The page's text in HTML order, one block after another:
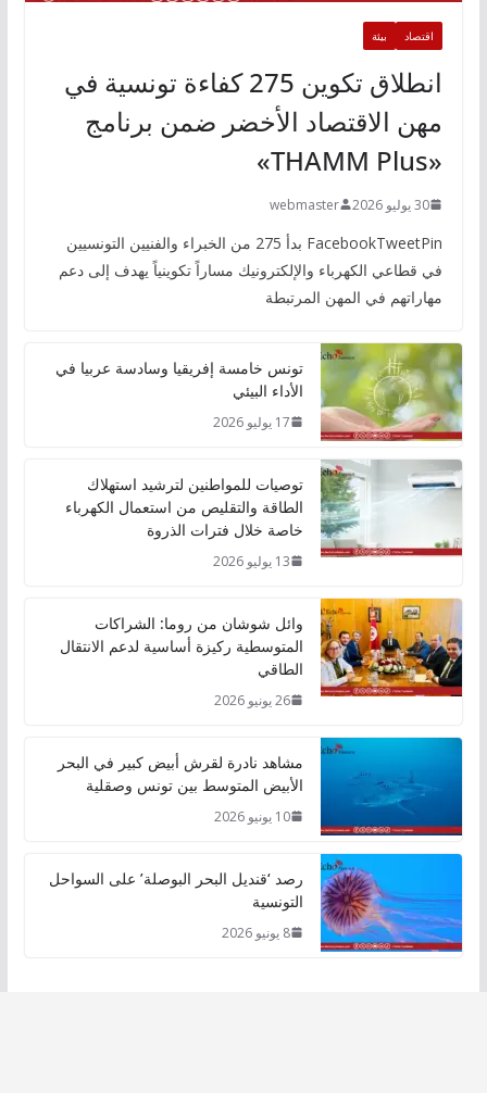
اقتصاد بيئة
انطلاق تكوين 275 كفاءة تونسية في
مهن الاقتصاد الأخضر ضمن برنامج
«THAMM Plus»
30 يوليو 2026 webmaster
FacebookTweetPin بدأ 275 من الخبراء والفنيين التونسيين
في قطاعي الكهرباء والإلكترونيك مساراً تكوينياً يهدف إلى دعم
مهاراتهم في المهن المرتبطة
تونس خامسة إفريقيا وسادسة عربيا في
الأداء البيئي
17 يوليو 2026
توصيات للمواطنين لترشيد استهلاك
الطاقة والتقليص من استعمال الكهرباء
خاصة خلال فترات الذروة
13 يوليو 2026
وائل شوشان من روما: الشراكات
المتوسطية ركيزة أساسية لدعم الانتقال
الطاقي
26 يونيو 2026
مشاهد نادرة لقرش أبيض كبير في البحر
الأبيض المتوسط بين تونس وصقلية
10 يونيو 2026
رصد ‘قنديل البحر البوصلة’ على السواحل
التونسية
8 يونيو 2026